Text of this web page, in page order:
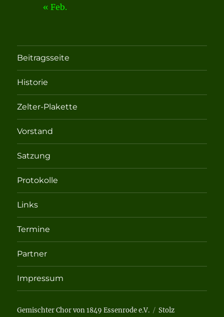
« Feb.
Beitragsseite
Historie
Zelter-Plakette
Vorstand
Satzung
Protokolle
Links
Termine
Partner
Impressum
Gemischter Chor von 1849 Essenrode e.V.
Stolz